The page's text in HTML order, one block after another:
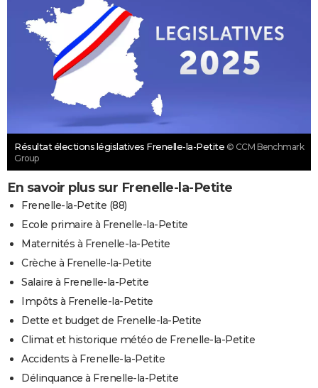
Résultat élections législatives Frenelle-la-Petite © CCM Benchmark
Group
En savoir plus sur Frenelle-la-Petite
Frenelle-la-Petite (88)
Ecole primaire à Frenelle-la-Petite
Maternités à Frenelle-la-Petite
Crèche à Frenelle-la-Petite
Salaire à Frenelle-la-Petite
Impôts à Frenelle-la-Petite
Dette et budget de Frenelle-la-Petite
Climat et historique météo de Frenelle-la-Petite
Accidents à Frenelle-la-Petite
Délinquance à Frenelle-la-Petite